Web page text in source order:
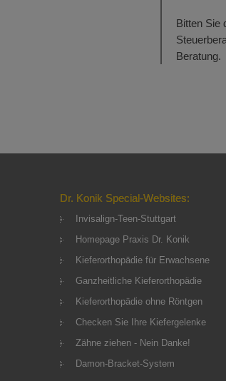
Bitten Sie
Beratung.
Dr. Konik Special-Websites:
Invisalign-Teen-Stuttgart
Homepage Praxis Dr. Konik
Kieferorthopädie für Erwachsene
Ganzheitliche Kieferorthopädie
Kieferorthopädie ohne Röntgen
Checken Sie Ihre Kiefergelenke
Zähne ziehen - Nein Danke!
Damon-Bracket-System